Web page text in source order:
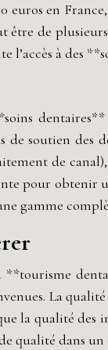
en
de
à des
soutien
de
pour
gamme
La
la qualité
qualité dans